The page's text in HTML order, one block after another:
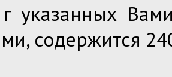
указанных
содержится